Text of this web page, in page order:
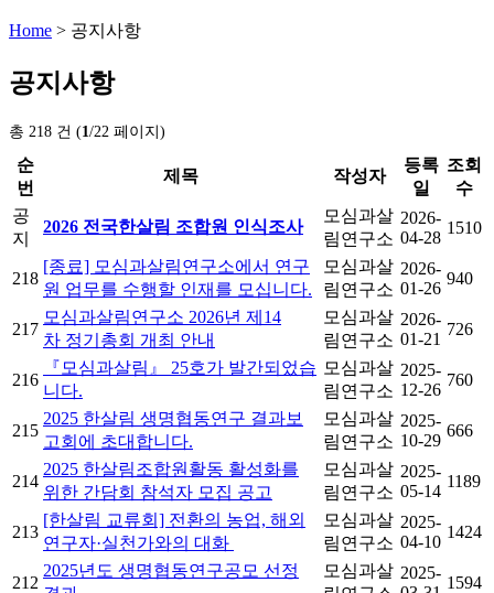
Home > 공지사항
공지사항
총 218 건 (1/22 페이지)
순
번
제목 작성자
등록
일
조회
수
공
지
2026 전국한살림 조합원 인식조사
모심과살
림연구소
2026-
04-28
1510
218
[종료] 모심과살림연구소에서 연구
원 업무를 수행할 인재를 모십니다.
모심과살
림연구소
2026-
01-26
940
217
모심과살림연구소 2026년 제14
차 정기총회 개최 안내
모심과살
림연구소
2026-
01-21
726
216
『모심과살림』 25호가 발간되었습
니다.
모심과살
림연구소
2025-
12-26
760
215
2025 한살림 생명협동연구 결과보
고회에 초대합니다.
모심과살
림연구소
2025-
10-29
666
214
2025 한살림조합원활동 활성화를
위한 간담회 참석자 모집 공고
모심과살
림연구소
2025-
05-14
1189
213
[한살림 교류회] 전환의 농업, 해외
연구자·실천가와의 대화
모심과살
림연구소
2025-
04-10
1424
212
2025년도 생명협동연구공모 선정
모심과살 2025-
1594